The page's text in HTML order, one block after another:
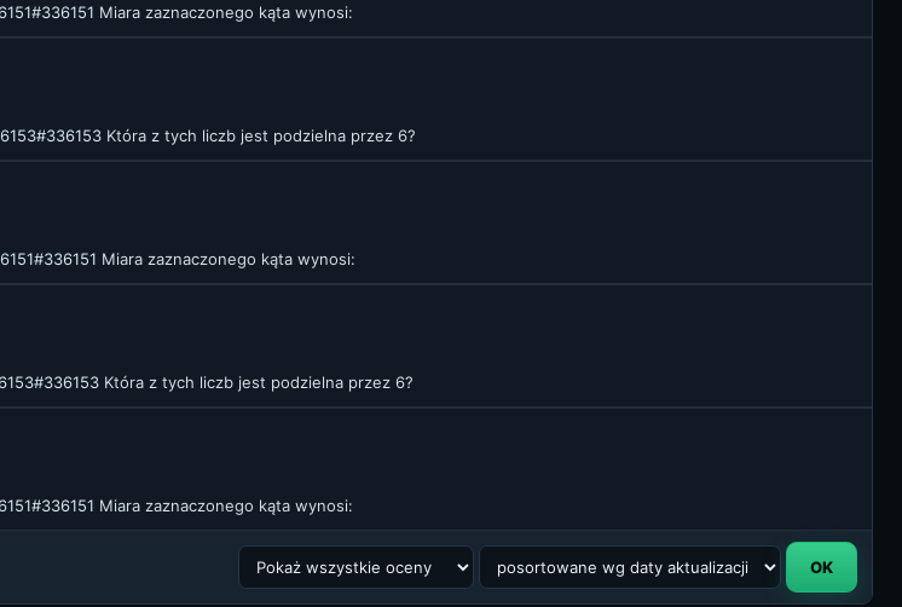
Miara zaznaczonego kąta wynosi:
Która z tych liczb jest podzielna przez 6?
Miara zaznaczonego kąta wynosi:
Która z tych liczb jest podzielna przez 6?
Miara zaznaczonego kąta wynosi: